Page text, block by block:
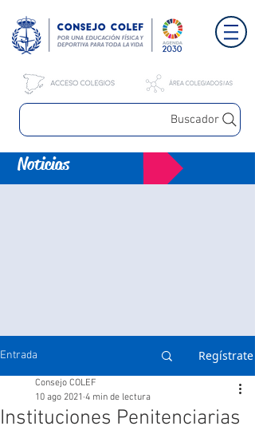
Buscador
Noticias
Entrada Regístrate
Instituciones Penitenciarias
Consejo COLEF
10 ago 2021 4 min de lectura